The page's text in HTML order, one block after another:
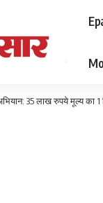
35 लाख रुपये मूल्य का 1 क्विंटल